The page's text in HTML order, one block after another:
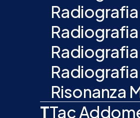
Radiografia
Risonanza
TTac